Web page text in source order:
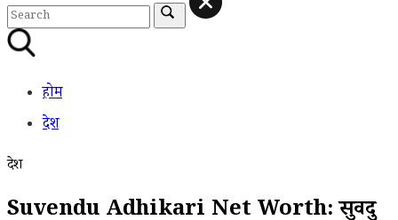
होम
देश
देश
Suvendu Adhikari Net Worth: सुवेंदु